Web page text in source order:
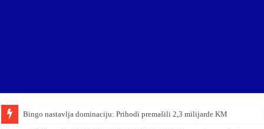
Bingo nastavlja dominaciju: Prihodi premašili 2,3 milijarde KM
Viktor Orban upravo priznao poraz na parlamentarnim izborima u